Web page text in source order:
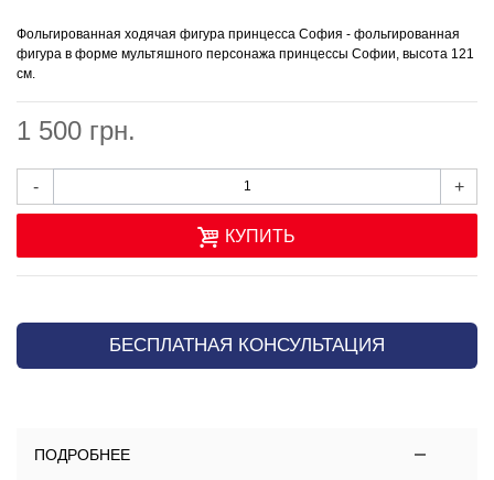
Фольгированная ходячая фигура принцесса София - фольгированная
фигура в форме мультяшного персонажа принцессы Софии, высота 121
см.
1 500 грн.
- +
КУПИТЬ
БЕСПЛАТНАЯ КОНСУЛЬТАЦИЯ
ПОДРОБНЕЕ